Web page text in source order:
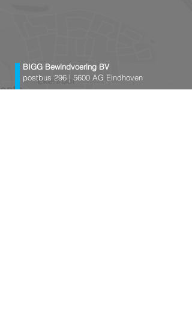
BIGG Bewindvoering BV
postbus 296 | 5600 AG Eindhoven